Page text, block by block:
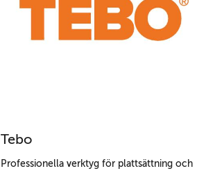
Tebo
Professionella verktyg för plattsättning och